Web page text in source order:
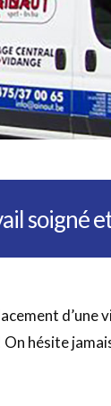
soigné
d’une
hésite